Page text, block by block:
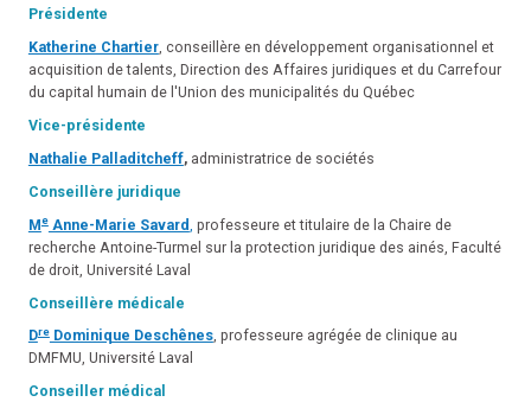
Présidente
Katherine Chartier, conseillère en développement organisationnel et
acquisition de talents, Direction des Affaires juridiques et du Carrefour
du capital humain de l'Union des municipalités du Québec
Vice-présidente
Nathalie Palladitcheff,administratrice de sociétés
Conseillère juridique
MeAnne-Marie Savard professeure et titulaire de la Chaire de
recherche Antoine-Turmel sur la protection juridique des ainés, Faculté
de droit, Université Laval
Conseillère médicale
DreDominique Deschênes, professeure agrégée de clinique au
DMFMU, Université Laval
Conseiller médical